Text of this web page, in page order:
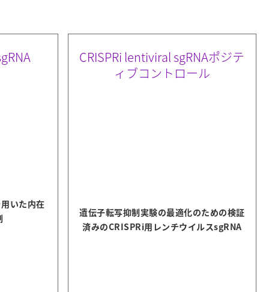
いた内在
CRISPRi lentiviral sgRNAポジテ
ィブコントロール
遺伝子転写抑制実験の最適化のための検証
済みのCRISPRi用レンチウイルスsgRNA